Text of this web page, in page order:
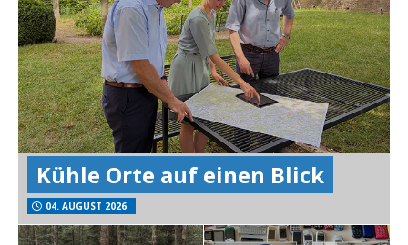
Kühle Orte auf einen Blick
04. AUGUST 2026